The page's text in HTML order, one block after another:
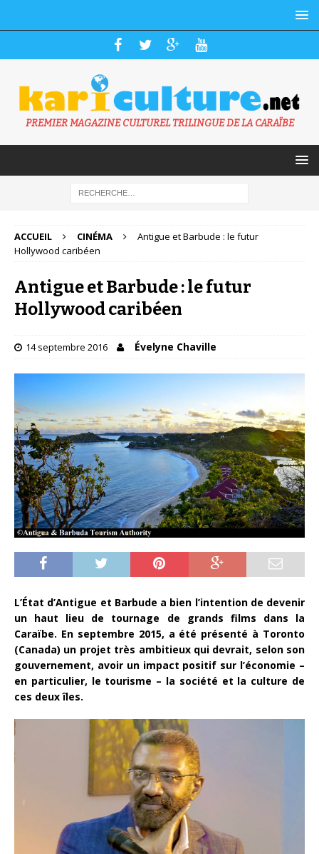
PREMIER MAGAZINE CULTUREL TRILINGUE DE LA CARAÏBE
ACCUEIL CINÉMA
Antigue et Barbude : le futur
Hollywood caribéen
Antigue et Barbude : le futur
Hollywood caribéen
14 septembre 2016 Évelyne Chaville
L’État d’Antigue et Barbude a bien l’intention de devenir
un haut lieu de tournage de grands films dans la
Caraïbe. En septembre 2015, a été présenté à Toronto
(Canada) un projet très ambitieux qui devrait, selon son
gouvernement, avoir un impact positif sur l’économie –
en particulier, le tourisme – la société et la culture de
ces deux îles.